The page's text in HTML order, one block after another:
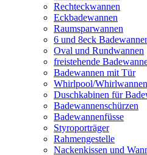
Rechteckwannen
Eckbadewannen
Raumsparwannen
6 und 8eck
Oval und Rundwannen
freistehende
Badewannen mit Tür
Whirlpool/Whirlwannen
Duschkabinen für
Badewannenschürzen
Badewannenfüsse
Styroporträger
Rahmengestelle
Nackenkissen und